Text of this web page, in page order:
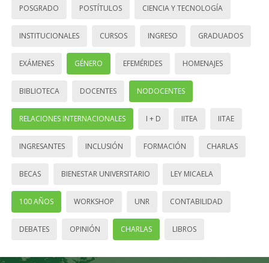
POSGRADO POSTÍTULOS CIENCIA Y TECNOLOGÍA
INSTITUCIONALES CURSOS INGRESO GRADUADOS
EXÁMENES GÉNERO EFEMÉRIDES HOMENAJES
BIBLIOTECA DOCENTES NODOCENTES
RELACIONES INTERNACIONALES I + D IITEA IITAE
INGRESANTES INCLUSIÓN FORMACIÓN CHARLAS
BECAS BIENESTAR UNIVERSITARIO LEY MICAELA
100 AÑOS WORKSHOP UNR CONTABILIDAD
DEBATES OPINIÓN CHARLAS LIBROS